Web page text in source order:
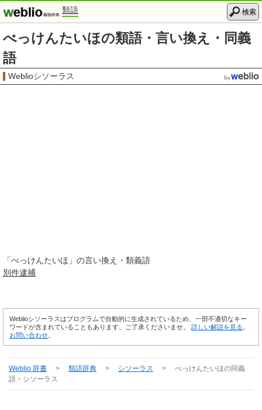
類語 検索
べっけんたいほの類語・言い換え・同義
語
Weblioシソーラス
「べっけんたいほ 」の言い換え・類義語
別件逮捕
Weblioシソーラスはプログラムで自動的に生成されているため、一部不適切なキー
ワードが含まれていることもあります。ご了承くださいませ。 詳しい解説を見る
お問い合わせ
Weblio 辞書 > 類語辞典 > シソーラス > べっけんたいほの同義
語・シソーラス